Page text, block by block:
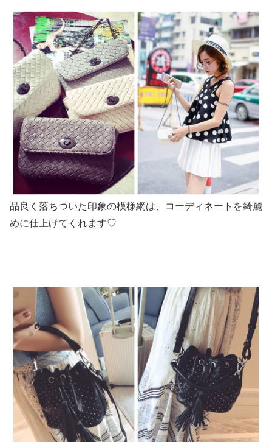
品良く落ちついた印象の模様網は、コーディネートを綺麗
めに仕上げてくれます♡